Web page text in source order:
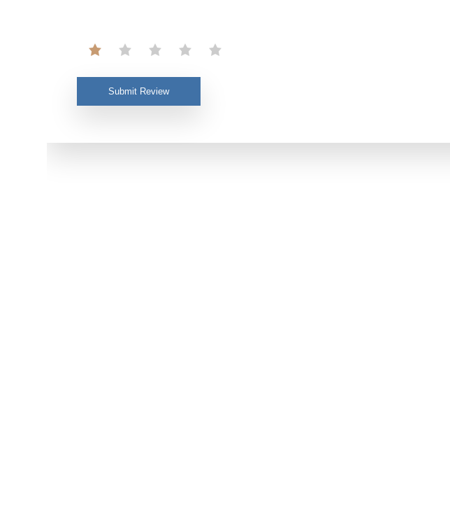
Submit Review